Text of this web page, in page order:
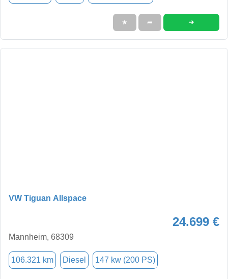
★ ➦ ➜
VW Tiguan Allspace
24.699 €
Mannheim, 68309
106.321 km Diesel 147 kw (200 PS)